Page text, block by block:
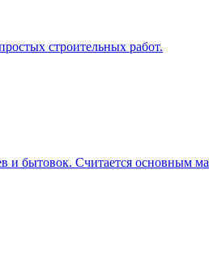
строительных работ.
и бытовок. Считается основным